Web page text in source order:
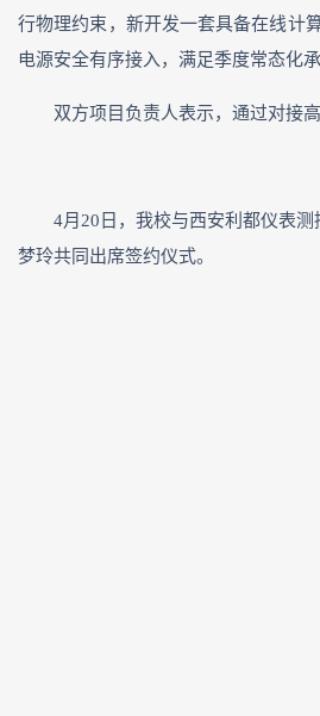
行物理约束，新开发一套具备在线计
电源安全有序接入，满足季度常态化
双方项目负责人表示，通过对接
4月20日，我校与西安利都仪表
梦玲共同出席签约仪式。